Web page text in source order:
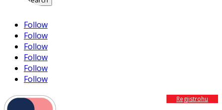
Follow
Follow
Follow
Follow
Follow
Follow
Regjistrohu